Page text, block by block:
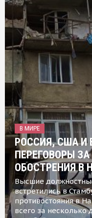
В МИРЕ
РОССИЯ, США И
ПЕРЕГОВОРЫ
ОБОСТРЕНИЯ В
Высшие
встретились в
противостояния в
всего за несколько